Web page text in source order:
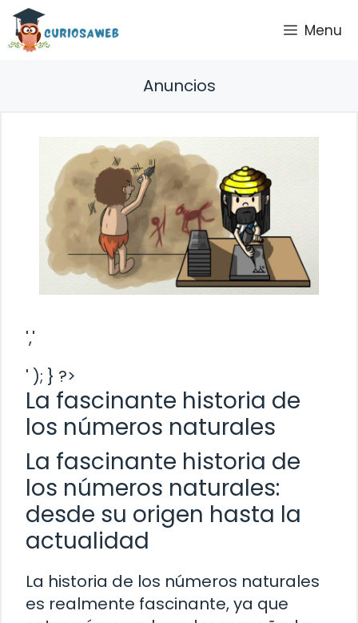
Saltar
contenido
Menu
Anuncios
','
' ); } ?>
La fascinante historia de
los números naturales
La fascinante historia de
los números naturales:
desde su origen hasta la
actualidad
La historia de los números naturales
es realmente fascinante, ya que